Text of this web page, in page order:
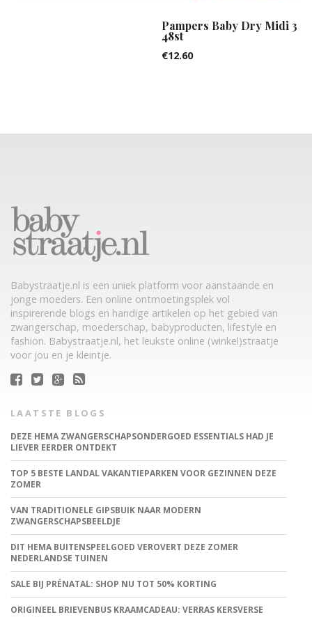
Pampers Baby Dry Midi 3
48st
€12.60
Babystraatje.nl is een uniek platform voor aanstaande en
jonge moeders. Een online ontmoetingsplek vol
inspirerende blogs en handige artikelen op het gebied van
zwangerschap, moederschap, babyproducten, lifestyle en
fashion. Babystraatje.nl, het leukste online (winkel)straatje
voor jou en je kleintje.
LAATSTE BLOGS
DEZE HEMA ZWANGERSCHAPSONDERGOED ESSENTIALS HAD JE
LIEVER EERDER ONTDEKT
TOP 5 BESTE LANDAL VAKANTIEPARKEN VOOR GEZINNEN DEZE
ZOMER
VAN TRADITIONELE GIPSBUIK NAAR MODERN
ZWANGERSCHAPSBEELDJE
DIT HEMA BUITENSPEELGOED VEROVERT DEZE ZOMER
NEDERLANDSE TUINEN
SALE BIJ PRÉNATAL: SHOP NU TOT 50% KORTING
ORIGINEEL BRIEVENBUS KRAAMCADEAU: VERRAS KERSVERSE